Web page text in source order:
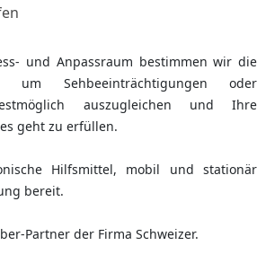
und Anpassraum bestimmen wir die
um Sehbeeinträchtigungen oder
auszugleichen und Ihre
geht zu erfüllen.
Hilfsmittel, mobil und stationär
bereit.
Partner der Firma Schweizer.